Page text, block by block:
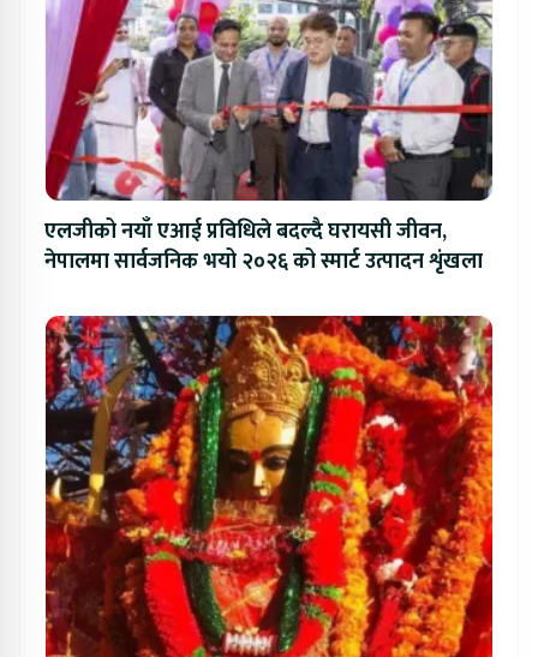
एलजीको नयाँ एआई प्रविधिले बदल्दै घरायसी जीवन,
नेपालमा सार्वजनिक भयो २०२६ को स्मार्ट उत्पादन शृंखला